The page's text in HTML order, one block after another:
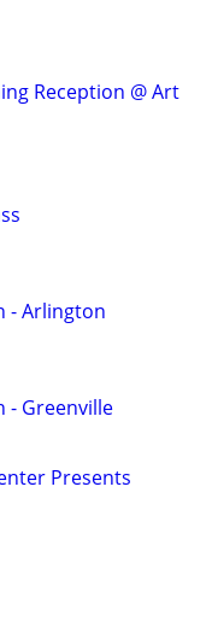
Reception @ Art
- Arlington
- Greenville
Presents